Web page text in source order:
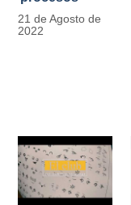
legales por
tensiones con
21 de Agosto de
2022